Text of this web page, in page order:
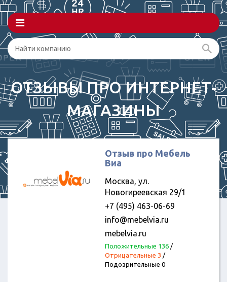
ОТЗЫВЫ ПРО ИНТЕРНЕТ-
МАГАЗИНЫ
Отзыв про Мебель
Виа
Москва, ул.
Новогиреевская 29/1
+7 (495) 463-06-69
info@mebelvia.ru
mebelvia.ru
Положительные 136/
Отрицательные 3 /
Подозрительные 0